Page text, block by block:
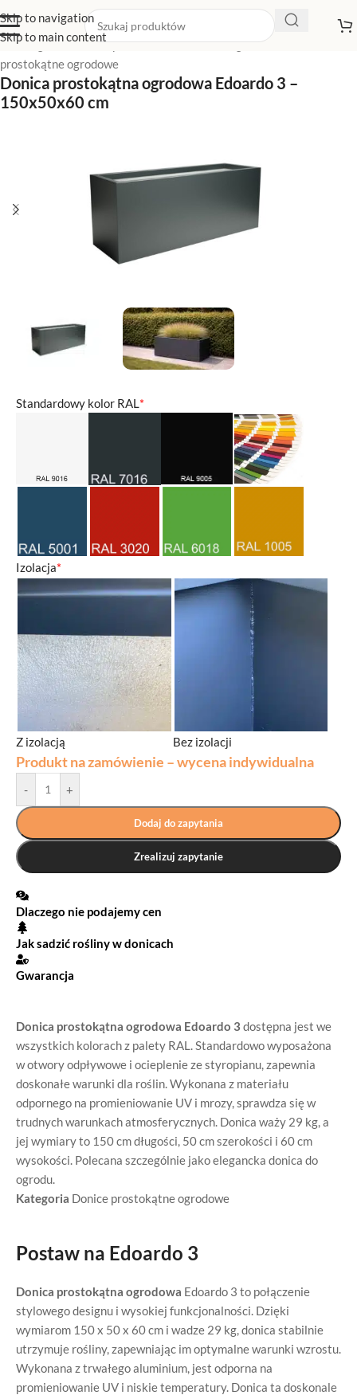
Skip to navigation
Skip to main content
Strona główna/Sklep z donicami/Donice ogrodowe
prostokątne ogrodowe
Donica prostokątna ogrodowa Edoardo 3 –
150x50x60 cm
Donica prostokątna ogrodowa Edoardo 3 dostępna jest we
wszystkich kolorach z palety RAL. Standardowo wyposażona
w otwory odpływowe i ocieplenie ze styropianu, zapewnia
doskonałe warunki dla roślin. Wykonana z materiału
odpornego na promieniowanie UV i mrozy, sprawdza się w
trudnych warunkach atmosferycznych. Donica waży 29 kg, a
jej wymiary to 150 cm długości, 50 cm szerokości i 60 cm
wysokości. Polecana szczególnie jako elegancka donica do
ogrodu.
Kategoria Donice prostokątne ogrodowe
Postaw na Edoardo 3
Donica prostokątna ogrodowa Edoardo 3 to połączenie
stylowego designu i wysokiej funkcjonalności. Dzięki
wymiarom 150 x 50 x 60 cm i wadze 29 kg, donica stabilnie
utrzymuje rośliny, zapewniając im optymalne warunki wzrostu.
Wykonana z trwałego aluminium, jest odporna na
promieniowanie UV i niskie temperatury. Donica ta doskonale
*
Standardowy kolor RAL
*
Izolacja
Z izolacją Bez izolacji
Produkt na zamówienie – wycena indywidualna
- +
Dodaj do zapytania
Zrealizuj zapytanie
Dlaczego nie podajemy cen
Jak sadzić rośliny w donicach
Gwarancja